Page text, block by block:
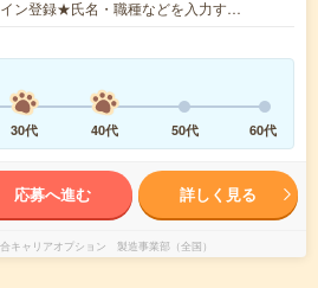
ン登録★氏名・職種などを入力す…
30代 40代 50代 60代
応募へ進む 詳しく見る
キャリアオプション 製造事業部（全国）